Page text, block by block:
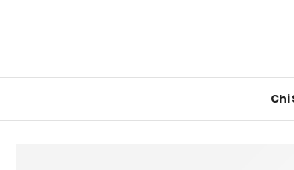
Chi